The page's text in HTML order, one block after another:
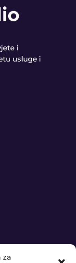
za
i
usluge i